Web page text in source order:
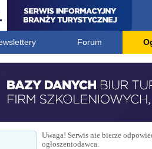
Forum
Uwaga! Serwis nie bierze
ogłoszeniodawca.